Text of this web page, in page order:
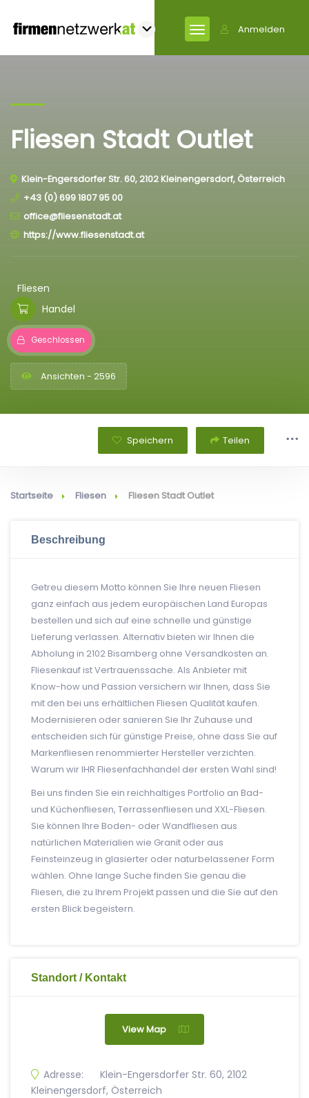
Anmelden
Fliesen Stadt Outlet
Klein-Engersdorfer Str. 60, 2102 Kleinengersdorf, Österreich
+43 (0) 699 1807 95 00
office@fliesenstadt.at
https://www.fliesenstadt.at
Fliesen
Handel
Geschlossen
Ansichten - 2596
Speichern Teilen
Startseite Fliesen Fliesen Stadt Outlet
Beschreibung
Getreu diesem Motto können Sie Ihre neuen Fliesen
ganz einfach aus jedem europäischen Land Europas
bestellen und sich auf eine schnelle und günstige
Lieferung verlassen. Alternativ bieten wir Ihnen die
Abholung in 2102 Bisamberg ohne Versandkosten an.
Fliesenkauf ist Vertrauenssache. Als Anbieter mit
Know-how und Passion versichern wir Ihnen, dass Sie
mit den bei uns erhältlichen Fliesen Qualität kaufen.
Modernisieren oder sanieren Sie Ihr Zuhause und
entscheiden sich für günstige Preise, ohne dass Sie auf
Markenfliesen renommierter Hersteller verzichten.
Warum wir IHR Fliesenfachhandel der ersten Wahl sind!
Bei uns finden Sie ein reichhaltiges Portfolio an Bad-
und Küchenfliesen, Terrassenfliesen und XXL-Fliesen.
Sie können Ihre Boden- oder Wandfliesen aus
natürlichen Materialien wie Granit oder aus
Feinsteinzeug in glasierter oder naturbelassener Form
wählen. Ohne lange Suche finden Sie genau die
Fliesen, die zu Ihrem Projekt passen und die Sie auf den
ersten Blick begeistern.
Standort / Kontakt
View Map
Adresse:
Klein-Engersdorfer Str. 60, 2102
Kleinengersdorf, Österreich